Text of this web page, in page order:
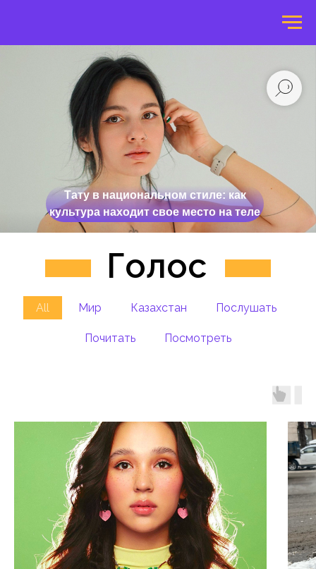
Тату в национальном стиле: как
культура находит свое место на теле
Голос
All Мир Казахстан Послушать
Почитать Посмотреть